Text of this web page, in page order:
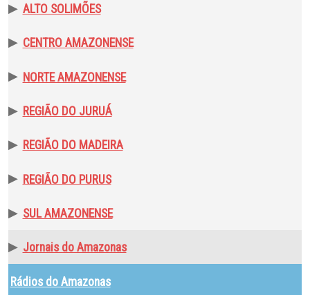
▶ ALTO SOLIMÕES
▶ CENTRO AMAZONENSE
▶ NORTE AMAZONENSE
▶ REGIÃO DO JURUÁ
▶ REGIÃO DO MADEIRA
▶ REGIÃO DO PURUS
▶ SUL AMAZONENSE
▶ Jornais do Amazonas
Rádios do Amazonas